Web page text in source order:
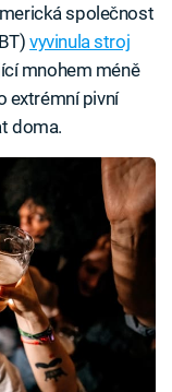
společnost
vyvinula stroj
mnohem méně
extrémní pivní
doma.